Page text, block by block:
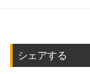
シェアする